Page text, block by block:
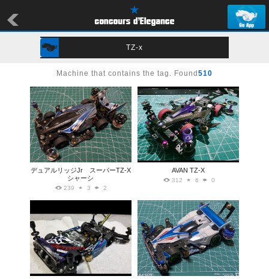
TZ-x
Machine that contains the tag. Found 510
デュアルリッジJr スーパーTZ-X
シャーシ
239 3 2
AVAN TZ-X
312 6 0